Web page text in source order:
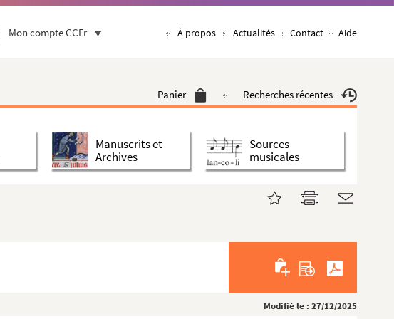
Mon compte CCFr À propos Actualités Contact Aide
Panier Recherches récentes
Manuscrits et
Archives
Sources
musicales
Modifié le : 27/12/2025